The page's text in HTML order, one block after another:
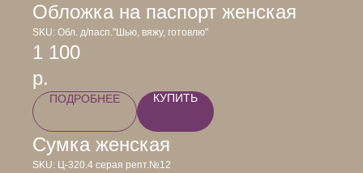
Обложка на паспорт женская
SKU: Обл. д/пасп."Шью, вяжу, готовлю"
1 100
р.
ПОДРОБНЕЕ КУПИТЬ
Сумка женская
SKU: Ц-320.4 серая репт.№12